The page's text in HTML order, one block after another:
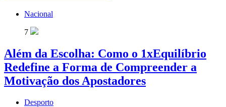
Nacional
7
Além da Escolha: Como o 1xEquilíbrio
Redefine a Forma de Compreender a
Motivação dos Apostadores
Desporto